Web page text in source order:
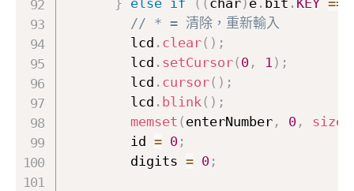
// * = 清除，重新輸入
        lcd
. clear( ) ;
        lcd
. setCursor( 0, 1 ) ;
        lcd
. cursor( ) ;
        lcd
. blink ( ) ;
memset ( enterNumber, 0,
        id
= 0;
        digits
= 0;